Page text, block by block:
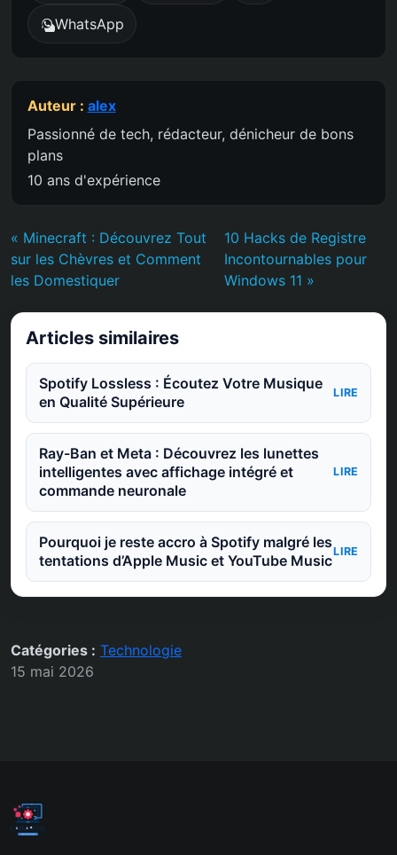
WhatsApp
Auteur : alex
Passionné de tech, rédacteur, dénicheur de bons
plans
10 ans d'expérience
« Minecraft : Découvrez Tout
sur les Chèvres et Comment
les Domestiquer
10 Hacks de Registre
Incontournables pour
Windows 11 »
Articles similaires
Spotify Lossless : Écoutez Votre Musique
en Qualité Supérieure
LIRE
Ray-Ban et Meta : Découvrez les lunettes
intelligentes avec affichage intégré et
commande neuronale
LIRE
Pourquoi je reste accro à Spotify malgré les
tentations d’Apple Music et YouTube Music
LIRE
Catégories : Technologie
15 mai 2026